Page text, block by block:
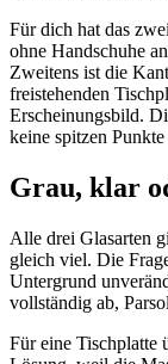
Für dich hat das
ohne Handschuhe
Zweitens ist die
freistehenden
Erscheinungsbild.
keine spitzen
Grau, klar
Alle drei Glasarten
gleich viel. Die
Untergrund
vollständig ab,
Für eine Tischplatte